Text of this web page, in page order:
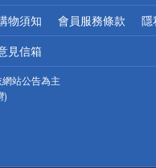
物須知 會員服務條款 隱
見信箱
站公告為主
)